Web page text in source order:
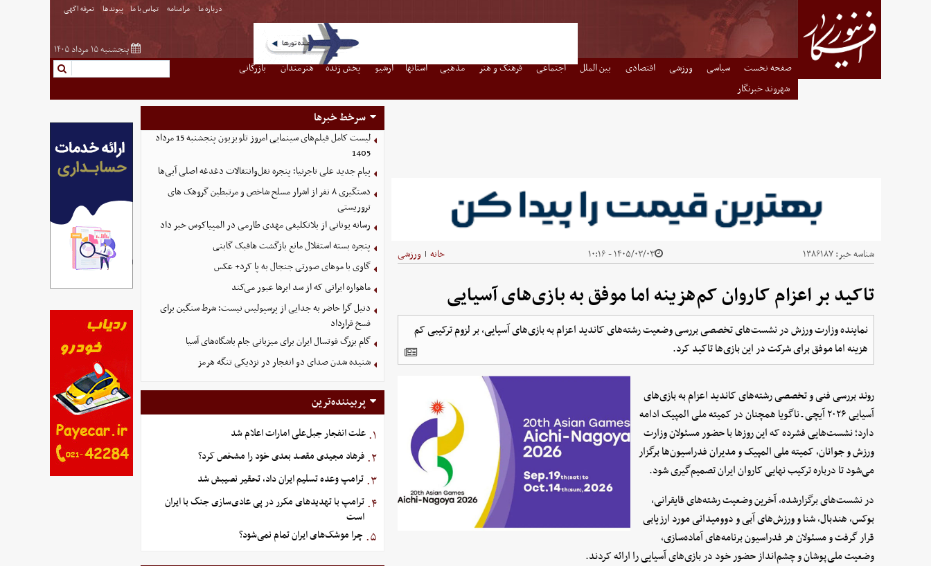
درباره ما مرامنامه تماس با ما پیوندها تعرفه اگهی
پنجشنبه ۱۵ مرداد ۱۴۰۵
صفحه نخست سیاسی ورزشی اقتصادی بین الملل اجتماعی فرهنگ و هنر مذهبی استانها آرشیو پخش زنده هنرمندان
بازرگانی
شهروند خبرنگار
شناسه خبر:۱۳۸۶۱۸۷ ۱۴۰۵/۰۳/۰۳ - ۱۰:۱۶ خانه | ورزشی
تاکید بر اعزام کاروان کم‌هزینه اما موفق به بازی‌های آسیایی
نماینده وزارت ورزش در نشست‌های تخصصی بررسی وضعیت رشته‌های کاندید اعزام به بازی‌های آسیایی، بر لزوم ترکیبی کم
هزینه اما موفق برای شرکت در این بازی‌ها تاکید کرد.
روند بررسی فنی و تخصصی رشته‌های کاندید اعزام به بازی‌های
آسیایی ۲۰۲۶ آیچی ـ ناگویا همچنان در کمیته ملی المپیک ادامه
دارد؛ نشست‌هایی فشرده که این روزها با حضور مسئولان وزارت
ورزش و جوانان، کمیته ملی المپیک و مدیران فدراسیون‌ها برگزار
می‌شود تا درباره ترکیب نهایی کاروان ایران تصمیم‌گیری شود.
در نشست‌های برگزارشده، آخرین وضعیت رشته‌های قایقرانی،
بوکس، هندبال، شنا و ورزش‌های آبی و دوومیدانی مورد ارزیابی
قرار گرفت و مسئولان هر فدراسیون برنامه‌های آماده‌سازی،
وضعیت ملی‌پوشان و چشم‌انداز حضور خود در بازی‌های آسیایی را ارائه کردند.
سرخط خبرها
لیست کامل فیلم‌های سینمایی امروز تلویزیون پنجشنبه 15 مرداد
1405
پیام جدید علی تاجرنیا؛ پنجره نقل‌وانتقالات دغدغه اصلی آبی‌ها
دستگیری ۸ نفر از اشرار مسلح شاخص و مرتبطین گروهک های
تروریستی
رسانه یونانی از بلاتکلیفی مهدی طارمی در المپیاکوس خبر داد
پنجره بسته استقلال مانع بازگشت هافبک گابنی
گاوی با موهای صورتی جنجال به پا کرد+ عکس
ماهواره ایرانی که از سد ابرها عبور می‌کند
دنیل گرا حاضر به جدایی از پرسپولیس نیست؛ شرط سنگین برای
فسخ قرارداد
گام بزرگ فوتسال ایران برای میزبانی جام باشگاه‌های آسیا
شنیده شدن صدای دو انفجار در نزدیکی تنگه هرمز
پربیننده‌ترین
۱. علت انفجار جبل‌علی امارات اعلام شد
۲. فرهاد مجیدی مقصد بعدی خود را مشخص کرد؟
۳. ترامپ وعده تسلیم ایران داد، تحقیر نصیبش شد
۴. ترامپ با تهدیدهای مکرر در پی عادی‌سازی جنگ با ایران
است
۵. چرا موشک‌های ایران تمام نمی‌شود؟